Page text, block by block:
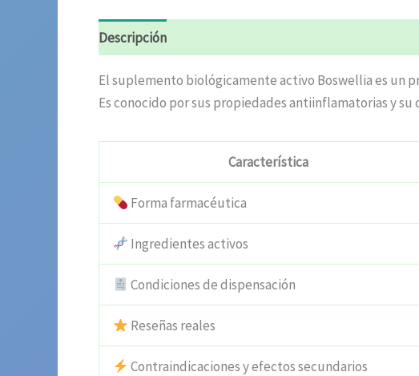
Descripción
El suplemento biológicamente activo Boswellia es un
Es conocido por sus propiedades antiinflamatorias y
Característica
Forma farmacéutica
Ingredientes activos
Condiciones de dispensación
Reseñas reales
Contraindicaciones y efectos secundarios